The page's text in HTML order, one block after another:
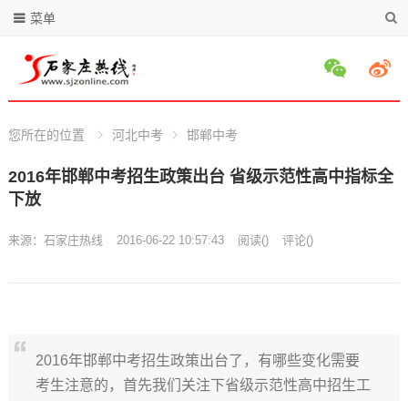
菜单
您所在的位置 河北中考 邯郸中考
2016年邯郸中考招生政策出台 省级示范性高中指标全
下放
来源： 石家庄热线 2016-06-22 10:57:43 阅读() 评论()
2016年邯郸中考招生政策出台了，有哪些变化需要
考生注意的，首先我们关注下省级示范性高中招生工